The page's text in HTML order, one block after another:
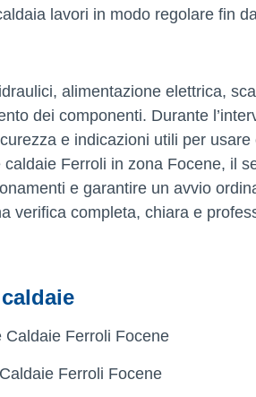
lavori in modo regolare fin
alimentazione elettrica,
dei componenti. Durante
e indicazioni utili per
Ferroli in zona Focene, il
e garantire un avvio
verifica completa, chiara e
Ferroli Focene